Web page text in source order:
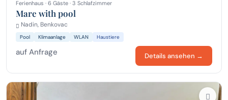
Ferienhaus · 6 Gäste · 3 Schlafzimmer
Mare with pool
Nadin, Benkovac
Pool Klimaanlage WLAN Haustiere
auf Anfrage Details ansehen →